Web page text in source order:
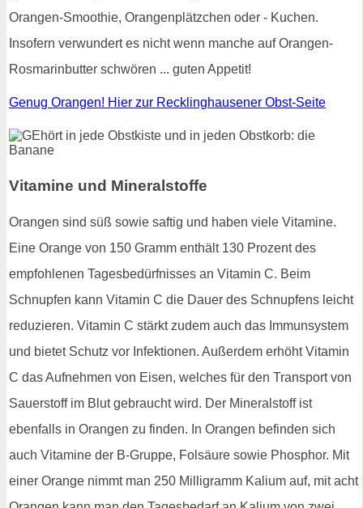
Orangen-Smoothie, Orangenplätzchen oder - Kuchen.
Insofern verwundert es nicht wenn manche auf Orangen-
Rosmarinbutter schwören ... guten Appetit!
Genug Orangen! Hier zur Recklinghausener Obst-Seite
Vitamine und Mineralstoffe
Orangen sind süß sowie saftig und haben viele Vitamine.
Eine Orange von 150 Gramm enthält 130 Prozent des
empfohlenen Tagesbedürfnisses an Vitamin C. Beim
Schnupfen kann Vitamin C die Dauer des Schnupfens leicht
reduzieren. Vitamin C stärkt zudem auch das Immunsystem
und bietet Schutz vor Infektionen. Außerdem erhöht Vitamin
C das Aufnehmen von Eisen, welches für den Transport von
Sauerstoff im Blut gebraucht wird. Der Mineralstoff ist
ebenfalls in Orangen zu finden. In Orangen befinden sich
auch Vitamine der B-Gruppe, Folsäure sowie Phosphor. Mit
einer Orange nimmt man 250 Milligramm Kalium auf, mit acht